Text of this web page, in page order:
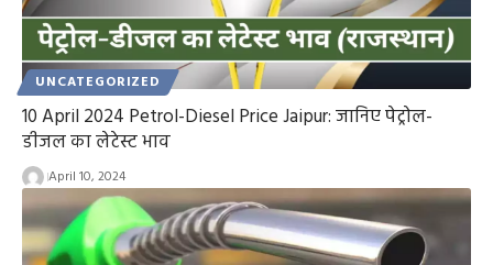
UNCATEGORIZED
10 April 2024 Petrol-Diesel Price Jaipur: जानिए पेट्रोल-
डीजल का लेटेस्ट भाव
April 10, 2024